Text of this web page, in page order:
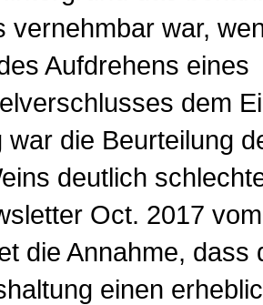
vernehmbar war,
Aufdrehens eines
dem
war die Beurteilung
deutlich
Oct. 2017
die Annahme, dass
einen